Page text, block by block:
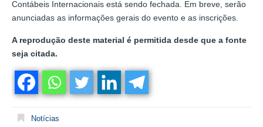
Contábeis Internacionais está sendo fechada. Em breve, serão
anunciadas as informações gerais do evento e as inscrições.
A reprodução deste material é permitida desde que a fonte
seja citada.
Notícias